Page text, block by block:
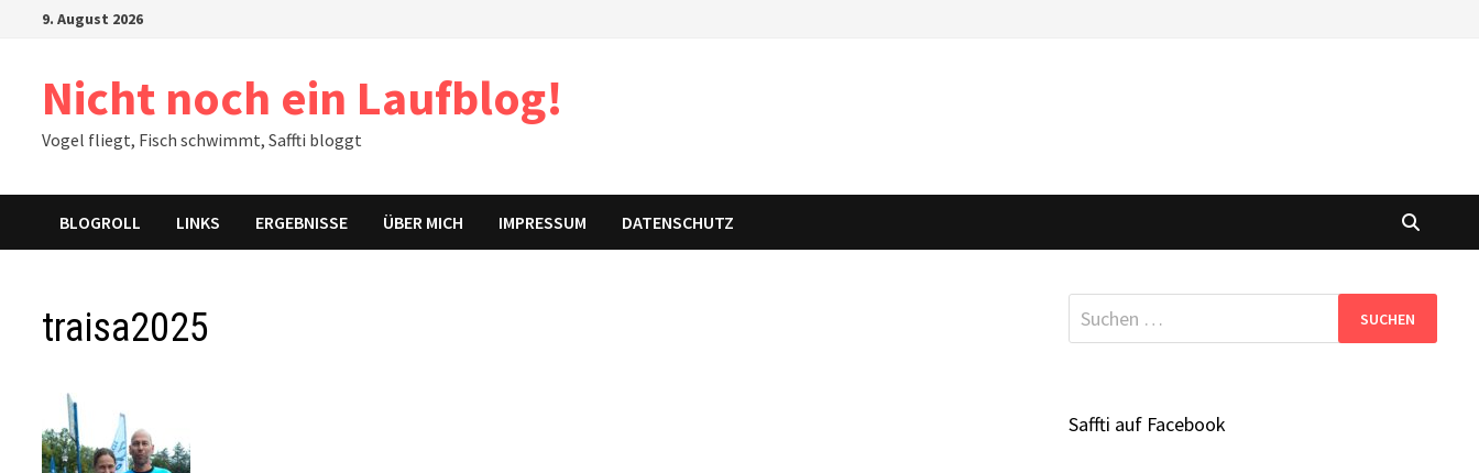
9. August 2026
Nicht noch ein Laufblog!
Vogel fliegt, Fisch schwimmt, Saffti bloggt
BLOGROLL LINKS ERGEBNISSE ÜBER MICH IMPRESSUM DATENSCHUTZ
traisa2025
Suchen
nach:
Saffti auf Facebook